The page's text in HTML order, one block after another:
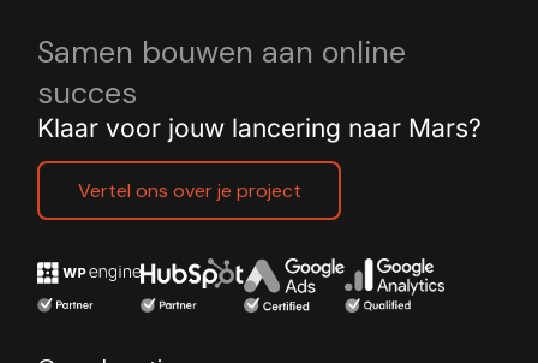
Samen bouwen aan online
succes
Klaar voor jouw lancering naar Mars?
Vertel ons over je project